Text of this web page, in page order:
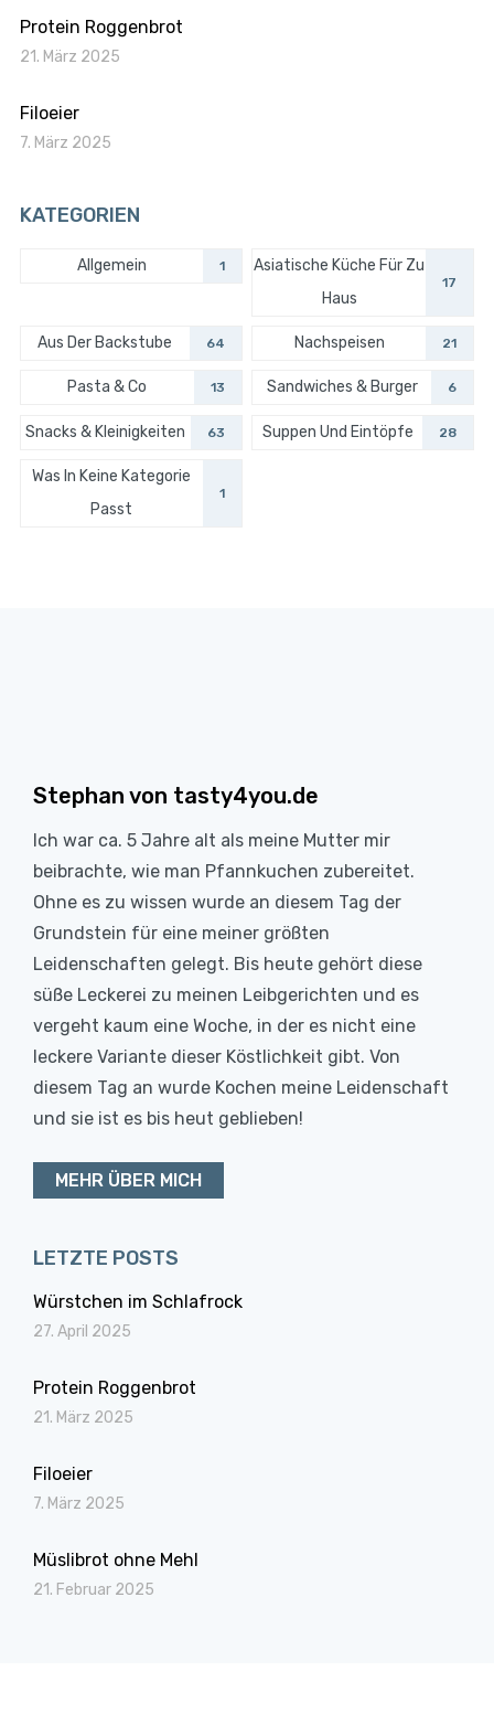
Protein Roggenbrot
21. März 2025
Filoeier
7. März 2025
KATEGORIEN
Allgemein 1
Asiatische Küche Für Zu
Haus
17
Aus Der Backstube 64 Nachspeisen 21
Pasta & Co 13 Sandwiches & Burger 6
Snacks & Kleinigkeiten 63 Suppen Und Eintöpfe 28
Was In Keine Kategorie
Passt
1
Stephan von tasty4you.de
Ich war ca. 5 Jahre alt als meine Mutter mir
beibrachte, wie man Pfannkuchen zubereitet.
Ohne es zu wissen wurde an diesem Tag der
Grundstein für eine meiner größten
Leidenschaften gelegt. Bis heute gehört diese
süße Leckerei zu meinen Leibgerichten und es
vergeht kaum eine Woche, in der es nicht eine
leckere Variante dieser Köstlichkeit gibt. Von
diesem Tag an wurde Kochen meine Leidenschaft
und sie ist es bis heut geblieben!
MEHR ÜBER MICH
LETZTE POSTS
Würstchen im Schlafrock
27. April 2025
Protein Roggenbrot
21. März 2025
Filoeier
7. März 2025
Müslibrot ohne Mehl
21. Februar 2025